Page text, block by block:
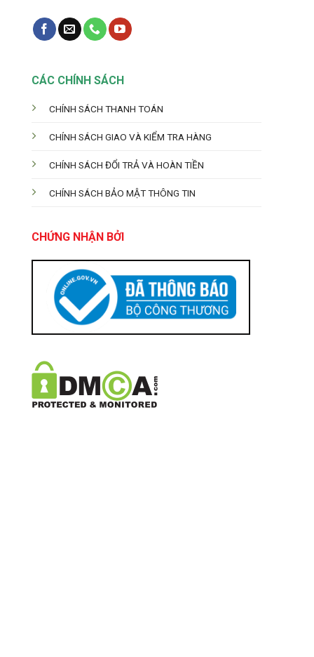
CÁC CHÍNH SÁCH
CHÍNH SÁCH THANH TOÁN
CHÍNH SÁCH GIAO VÀ KIỂM TRA HÀNG
CHÍNH SÁCH ĐỔI TRẢ VÀ HOÀN TIỀN
CHÍNH SÁCH BẢO MẬT THÔNG TIN
CHỨNG NHẬN BỞI